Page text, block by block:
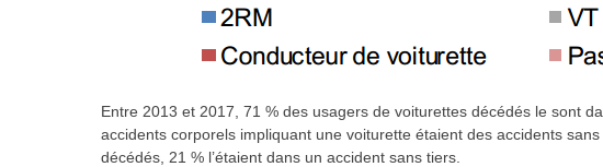
Entre 2013 et 2017, 71 % des usagers de voiturettes décédés le sont
accidents corporels impliquant une voiturette étaient des accidents
décédés, 21 % l’étaient dans un accident sans tiers.